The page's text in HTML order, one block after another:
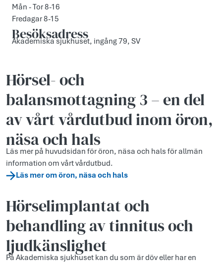
Mån - Tor 8-16
Fredagar 8-15
Besöksadress
Akademiska sjukhuset, ingång 79, SV
Hörsel- och
balansmottagning 3 – en del
av vårt vårdutbud inom öron,
näsa och hals
Läs mer på huvudsidan för öron, näsa och hals för allmän
information om vårt vårdutbud.
Läs mer om öron, näsa och hals
Hörselimplantat och
behandling av tinnitus och
ljudkänslighet
På Akademiska sjukhuset kan du som är döv eller har en